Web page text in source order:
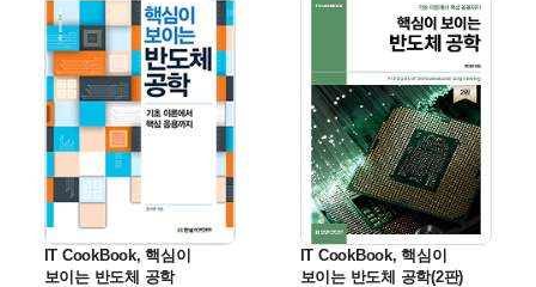
IT CookBook, 핵심이
보이는 반도체 공학
IT CookBook, 핵심이
보이는 반도체 공학(2판)